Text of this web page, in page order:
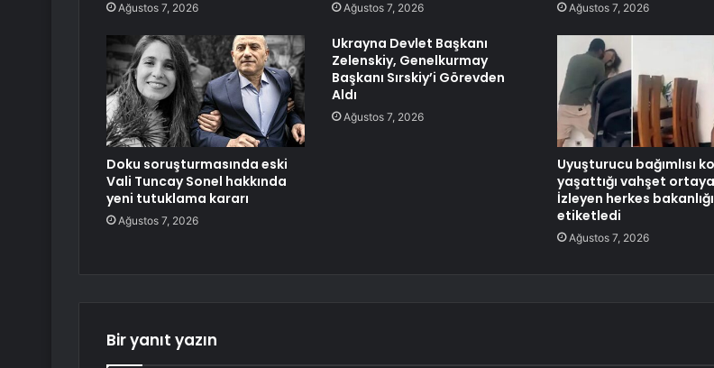
Ağustos 7, 2026 Ağustos 7, 2026 Ağustos 7, 2026
Doku soruşturmasında eski
Vali Tuncay Sonel hakkında
yeni tutuklama kararı
Ağustos 7, 2026
Ukrayna Devlet Başkanı
Zelenskiy, Genelkurmay
Başkanı Sırskiy’i Görevden
Aldı
Ağustos 7, 2026
Uyuşturucu bağımlısı
yaşattığı vahşet ortaya
İzleyen herkes bakanlığı
etiketledi
Ağustos 7, 2026
Bir yanıt yazın